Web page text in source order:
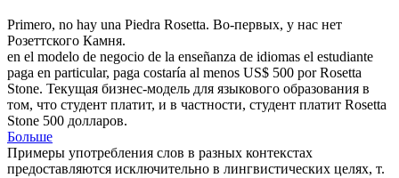
Primero, no hay una Piedra Rosetta. Во-первых, у нас нет
Розеттского Камня.
en el modelo de negocio de la enseñanza de idiomas el estudiante
paga en particular, paga costaría al menos US$ 500 porRosetta
Stone. Текущая бизнес-модель для языкового образования в
том, что студент платит, и в частности, студент платит Rosetta
Stone 500 долларов.
Больше
Примеры употребления слов в разных контекстах
предоставляются исключительно в лингвистических целях, т.